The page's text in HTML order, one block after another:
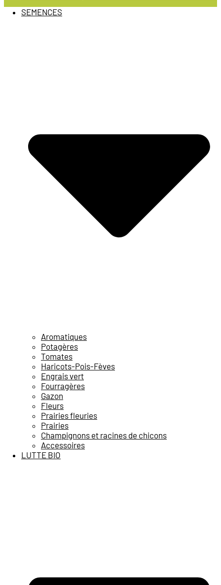
SEMENCES
Aromatiques
Potagères
Tomates
Haricots-Pois-Fèves
Engrais vert
Fourragères
Gazon
Fleurs
Prairies fleuries
Prairies
Champignons et racines de chicons
Accessoires
LUTTE BIO